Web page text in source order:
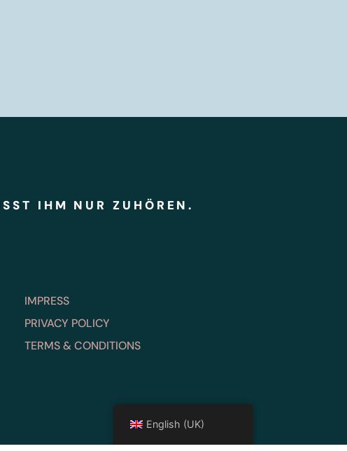
IHM NUR ZUHÖREN.
IMPRESS
PRIVACY POLICY
TERMS & CONDITIONS
English (UK)